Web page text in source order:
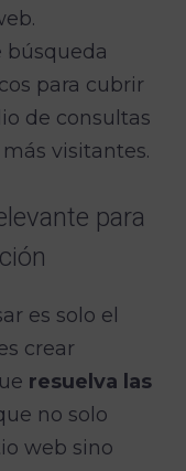
búsqueda
para cubrir
de consultas
visitantes.
para
es solo el
crear
resuelva las
no solo
web sino